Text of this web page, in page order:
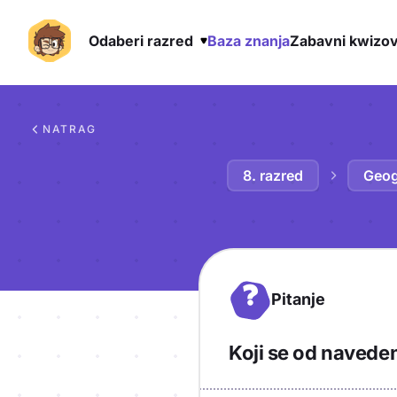
Odaberi razred Baza znanjaZabavni
NATRAG
8. razred
? Pitanje
Koji se od